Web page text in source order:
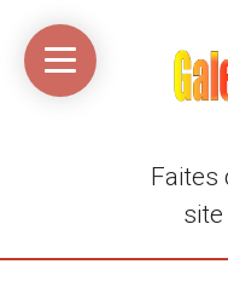
Accueil
Média
libre
Linkinaz
Katomi
compte
Twitter
@Ortegeek
compte
Flickr
Faites